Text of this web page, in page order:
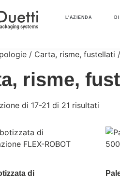
L'AZIENDA
/ Carta, risme, fustellati
risme,
di 17-21 di 21 risultati
di